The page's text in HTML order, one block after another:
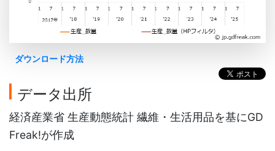
ダウンロード方法
データ出所
経済産業省 生産動態統計 繊維・生活用品を基にGD
Freak!が作成